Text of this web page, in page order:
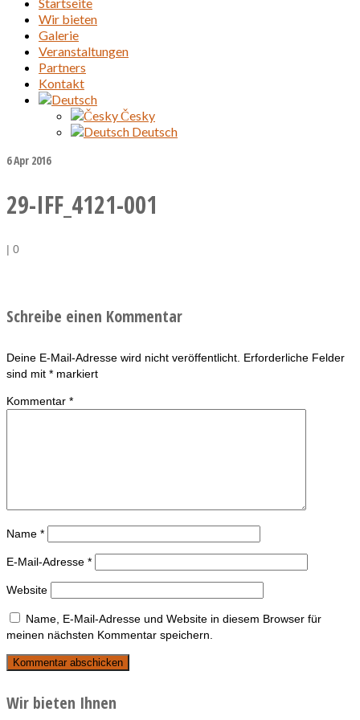
Wir bieten
Galerie
Veranstaltungen
Partners
Kontakt
Česky
Deutsch
6Apr 2016
29-IFF_4121-001
| 0
Schreibe einen Kommentar
Deine E-Mail-Adresse wird nicht veröffentlicht. Erforderliche Felder
sind mit * markiert
Kommentar *
Name *
E-Mail-Adresse *
Website
Name, E-Mail-Adresse und Website in diesem Browser für
meinen nächsten Kommentar speichern.
Wir bieten Ihnen